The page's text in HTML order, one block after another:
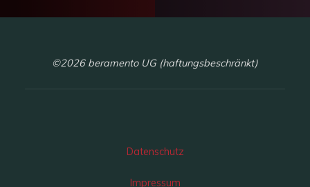
©2026 beramento UG (haftungsbeschränkt)
Datenschutz
Impressum